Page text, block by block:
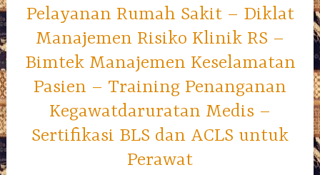
Pelayanan Rumah Sakit – Diklat
Manajemen Risiko Klinik RS –
Bimtek Manajemen Keselamatan
Pasien – Training Penanganan
Kegawatdaruratan Medis –
Sertifikasi BLS dan ACLS untuk
Perawat